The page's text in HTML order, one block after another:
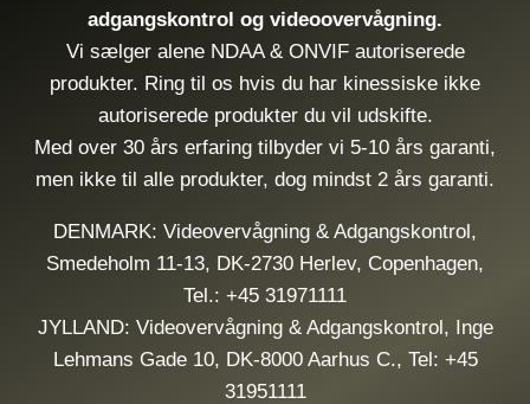
UDENOM
INTERNETTET
adgangskontrol og videoovervågning.
Vi sælger alene NDAA & ONVIF autoriserede
produkter. Ring til os hvis du har kinessiske ikke
autoriserede produkter du vil udskifte.
Med over 30 års erfaring tilbyder vi 5-10 års garanti,
men ikke til alle produkter, dog mindst 2 års garanti.
DENMARK: Videovervågning & Adgangskontrol,
Smedeholm 11-13, DK-2730 Herlev, Copenhagen,
Tel.: +45 31971111
JYLLAND: Videovervågning & Adgangskontrol, Inge
Lehmans Gade 10, DK-8000 Aarhus C., Tel: +45
31951111